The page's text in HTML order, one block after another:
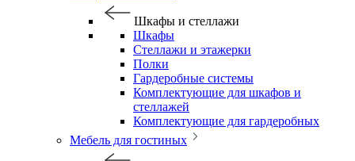
Шкафы и стеллажи
Шкафы
Стеллажи и этажерки
Полки
Гардеробные системы
Комплектующие для шкафов и
стеллажей
Комплектующие для гардеробных
Мебель для гостиных